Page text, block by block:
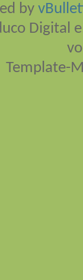
by
Digital
Template-